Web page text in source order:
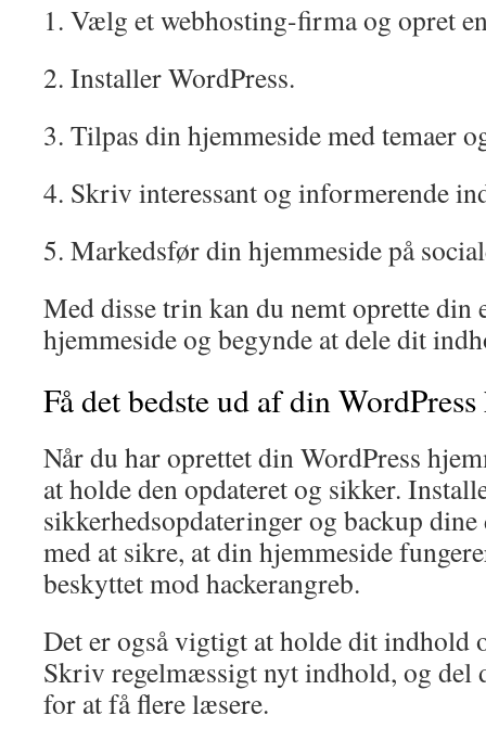
1. Vælg et webhosting-firma og opret
2. Installer WordPress.
3. Tilpas din hjemmeside med temaer
4. Skriv interessant og informerende
5. Markedsfør din hjemmeside på
Med disse trin kan du nemt oprette din
hjemmeside og begynde at dele dit
Få det bedste ud af din
Når du har oprettet din WordPress
at holde den opdateret og sikker.
sikkerhedsopdateringer og backup
med at sikre, at din hjemmeside
beskyttet mod hackerangreb.
Det er også vigtigt at holde dit indhold
Skriv regelmæssigt nyt indhold, og del
for at få flere læsere.